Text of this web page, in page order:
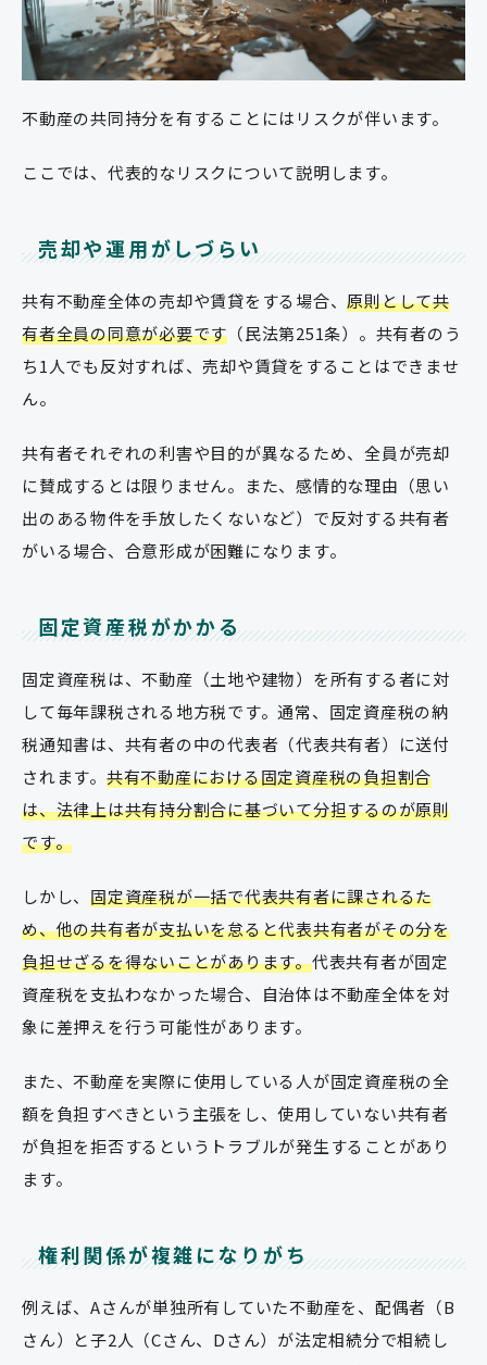
不動産の共同持分を有することにはリスクが伴います。
ここでは、代表的なリスクについて説明します。
売却や運用がしづらい
共有不動産全体の売却や賃貸をする場合、原則として共
有者全員の同意が必要です （民法第251条）。共有者のう
ち1人でも反対すれば、売却や賃貸をすることはできませ
ん。
共有者それぞれの利害や目的が異なるため、全員が売却
に賛成するとは限りません。また、感情的な理由（思い
出のある物件を手放したくないなど）で反対する共有者
がいる場合、合意形成が困難になります。
固定資産税がかかる
固定資産税は、不動産（土地や建物）を所有する者に対
して毎年課税される地方税です。通常、固定資産税の納
税通知書は、共有者の中の代表者（代表共有者）に送付
されます。 共有不動産における固定資産税の負担割合
は、法律上は共有持分割合に基づいて分担するのが原則
です。
しかし、 固定資産税が一括で代表共有者に課されるた
め、他の共有者が支払いを怠ると代表共有者がその分を
負担せざるを得ないことがあります。代表共有者が固定
資産税を支払わなかった場合、自治体は不動産全体を対
象に差押えを行う可能性があります。
また、不動産を実際に使用している人が固定資産税の全
額を負担すべきという主張をし、使用していない共有者
が負担を拒否するというトラブルが発生することがあり
ます。
権利関係が複雑になりがち
例えば、Aさんが単独所有していた不動産を、配偶者（B
さん）と子2人（Cさん、Dさん）が法定相続分で相続し